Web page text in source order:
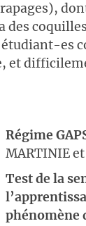
des
étudiant-es
et
Régime
MARTINIE
Test de la
phénomène